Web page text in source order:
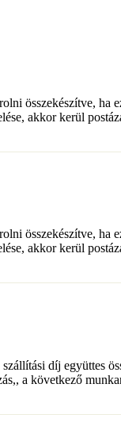
összekészítve,
akkor kerül
összekészítve,
akkor kerül
díj
a következő